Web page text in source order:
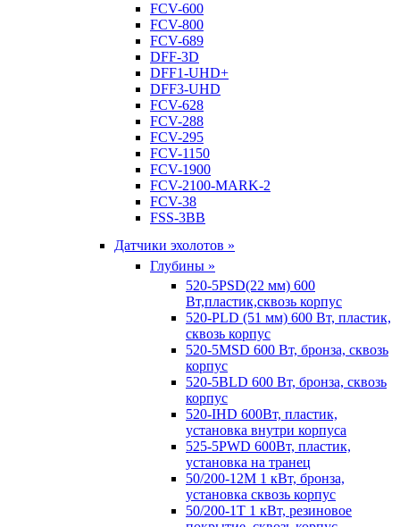
FCV-600
FCV-800
FCV-689
DFF-3D
DFF1-UHD+
DFF3-UHD
FCV-628
FCV-288
FCV-295
FCV-1150
FCV-1900
FCV-2100-MARK-2
FCV-38
FSS-3BB
Датчики эхолотов »
Глубины »
520-5PSD(22 мм) 600
Вт,пластик,сквозь корпус
520-PLD (51 мм) 600 Вт, пластик,
сквозь корпус
520-5MSD 600 Вт, бронза, сквозь
корпус
520-5BLD 600 Вт, бронза, сквозь
корпус
520-IHD 600Вт, пластик,
установка внутри корпуса
525-5PWD 600Вт, пластик,
установка на транец
50/200-12M 1 кВт, бронза,
установка сквозь корпус
50/200-1T 1 кВт, резиновое